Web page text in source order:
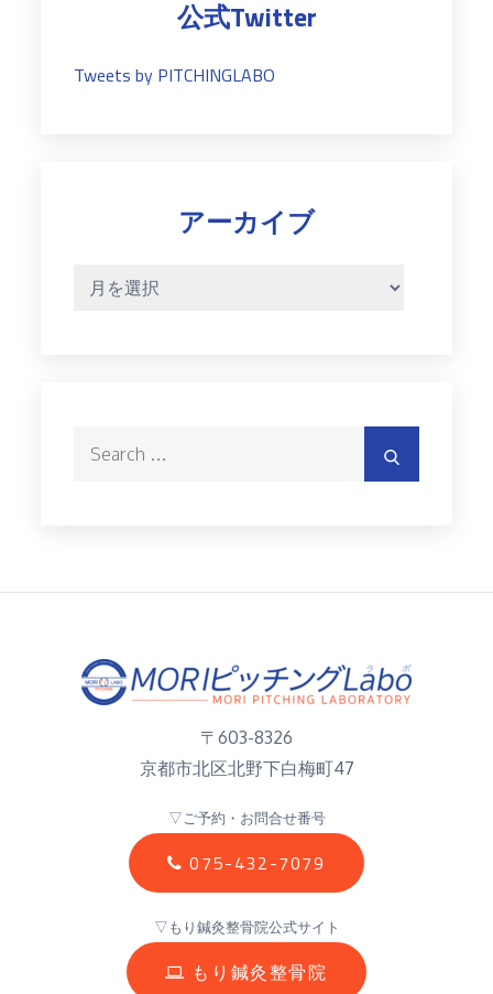
公式Twitter
Tweets by PITCHINGLABO
アーカイブ
〒603-8326
京都市北区北野下白梅町47
▽ご予約・お問合せ番号
075-432-7079
▽もり鍼灸整骨院公式サイト
もり鍼灸整骨院